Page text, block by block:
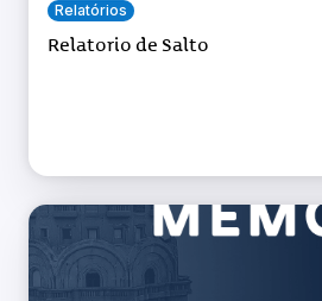
Relatórios
Relatorio de Salto